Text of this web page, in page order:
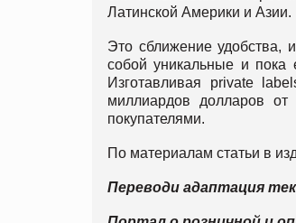
Латинской Америки и Азии.
Это сближение удобства,
собой уникальные и пока
Изготавливая private
миллиардов долларов
покупателями.
По материалам статьи в
Переводи адаптация